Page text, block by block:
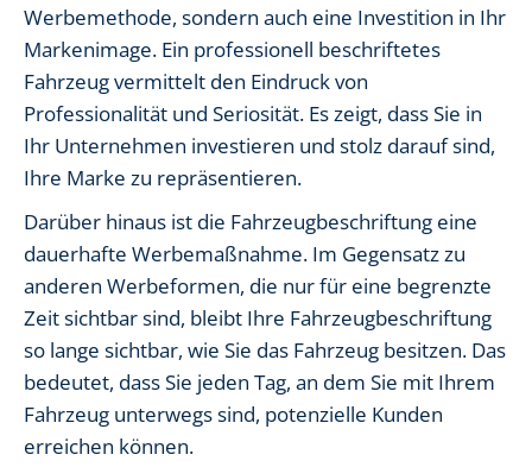
Werbemethode, sondern auch eine Investition in Ihr
Markenimage. Ein professionell beschriftetes
Fahrzeug vermittelt den Eindruck von
Professionalität und Seriosität. Es zeigt, dass Sie in
Ihr Unternehmen investieren und stolz darauf sind,
Ihre Marke zu repräsentieren.
Darüber hinaus ist die Fahrzeugbeschriftung eine
dauerhafte Werbemaßnahme. Im Gegensatz zu
anderen Werbeformen, die nur für eine begrenzte
Zeit sichtbar sind, bleibt Ihre Fahrzeugbeschriftung
so lange sichtbar, wie Sie das Fahrzeug besitzen. Das
bedeutet, dass Sie jeden Tag, an dem Sie mit Ihrem
Fahrzeug unterwegs sind, potenzielle Kunden
erreichen können.